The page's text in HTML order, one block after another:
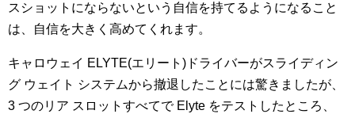
スショットにならないという自信を持てるようになること
は、自信を大きく高めてくれます。
キャロウェイ ELYTE(エリート)ドライバーがスライディン
グ ウェイト システムから撤退したことには驚きましたが、
3 つのリア スロットすべてで Elyte をテストしたところ、